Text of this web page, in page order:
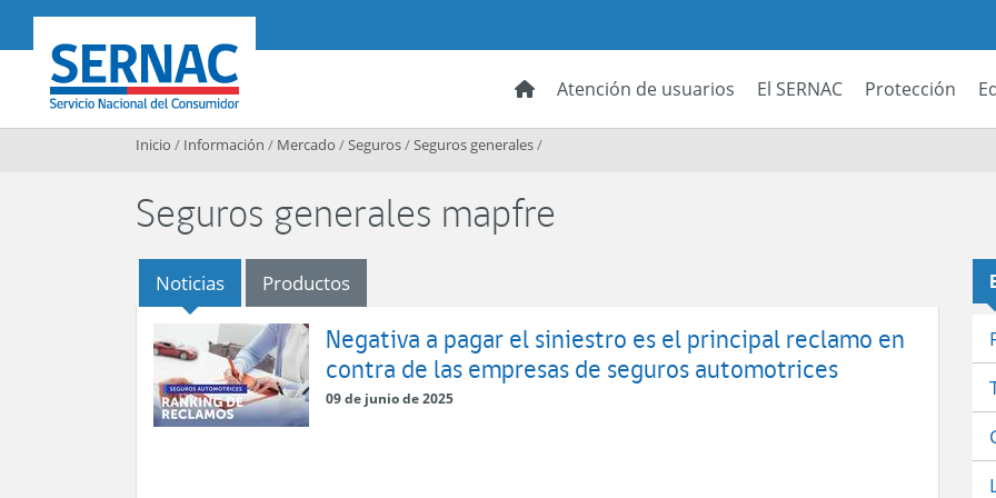
SERNAC
Atención de usuarios El SERNAC Protección
Inicio / Información / Mercado /Seguros/Seguros generales/
Seguros generales mapfre
Noticias Productos
Negativa a pagar el siniestro es el principal reclamo en
contra de las empresas de seguros automotrices
09 de junio de 2025